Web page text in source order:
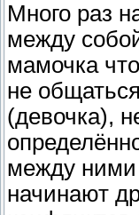
Много раз
между
мамочка
не
(девочка),
между ними
начинают